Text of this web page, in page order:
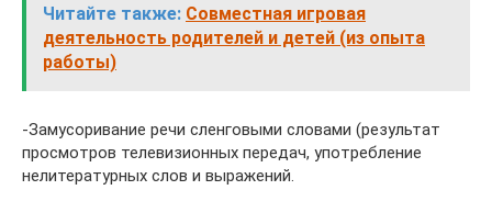
Читайте также: Совместная игровая
деятельность родителей и детей (из опыта
работы)
-Замусоривание речи сленговыми словами (результат
просмотров телевизионных передач, употребление
нелитературных слов и выражений.